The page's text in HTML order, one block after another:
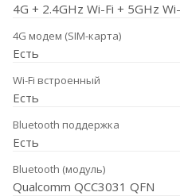
4G + 2.4GHz Wi-Fi + 5GHz
4G модем (SIM-карта)
Есть
Wi-Fi встроенный
Есть
Bluetooth поддержка
Есть
Bluetooth (модуль)
Qualcomm QCC3031 QFN